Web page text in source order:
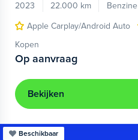
2023
22.000 km Benzine
Apple Carplay/Android Auto
Kopen
Op aanvraag
Bekijken
Beschikbaar